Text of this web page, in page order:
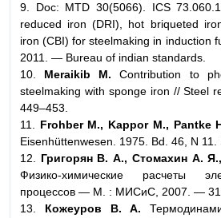
9. Doc: MTD 30(5066). ICS
reduced iron (DRI), hot briqueted
iron (CBI) for steelmaking in induction
2011. — Bureau of indian standards.
10.
Meraikib M. Contribution to
steelmaking with sponge iron // Steel
449–453.
11.
Frohber M., Kappor M., Pantke
Eisenhüttenwesen. 1975. Bd. 46, N 11.
12. Григорян В. А., Стомахин А.
Физико-химические расчеты
процессов — М. : МИСиС, 2007. —
13. Кожеуров В. А.